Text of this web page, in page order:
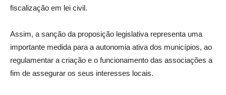
fiscalização em lei civil.
Assim, a sanção da proposição legislativa representa uma
importante medida para a autonomia ativa dos municípios, ao
regulamentar a criação e o funcionamento das associações a
fim de assegurar os seus interesses locais.